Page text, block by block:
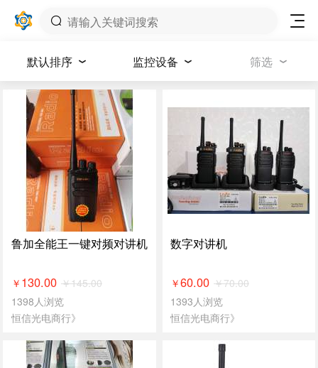
默认排序 监控设备 筛选
鲁加全能王一键对频对讲机
￥ 130.00 ￥145.00
1398人浏览
恒信光电商行》
数字对讲机
￥60.00 ￥70.00
1393人浏览
恒信光电商行》